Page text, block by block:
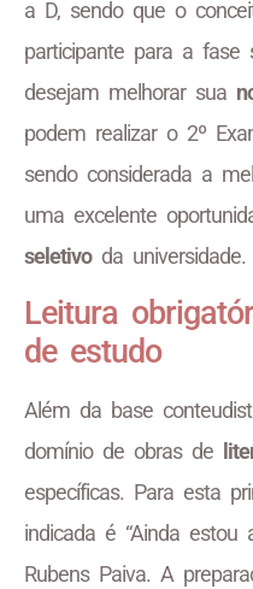
a D, sendo que o
participante para a fase
desejam melhorar sua
podem realizar o 2º
sendo considerada a
uma excelente
seletivoda universidade.
Leitura
de estudo
Além da base
domínio de obras de
específicas. Para esta
indicada é “Ainda estou
Rubens Paiva. A